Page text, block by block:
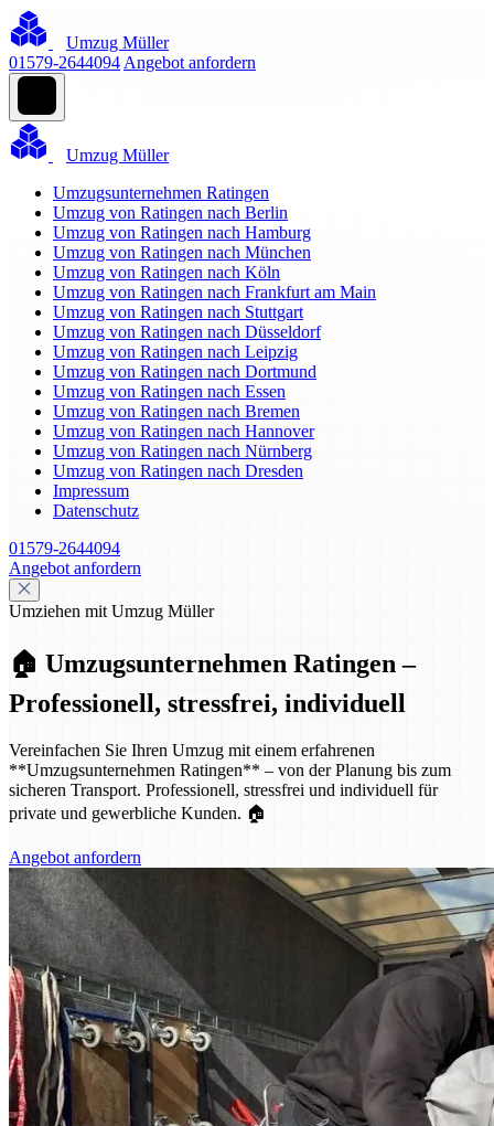
Umzug Müller
01579-2644094 Angebot anfordern
Umzug Müller
Umzugsunternehmen Ratingen
Umzug von Ratingen nach Berlin
Umzug von Ratingen nach Hamburg
Umzug von Ratingen nach München
Umzug von Ratingen nach Köln
Umzug von Ratingen nach Frankfurt am Main
Umzug von Ratingen nach Stuttgart
Umzug von Ratingen nach Düsseldorf
Umzug von Ratingen nach Leipzig
Umzug von Ratingen nach Dortmund
Umzug von Ratingen nach Essen
Umzug von Ratingen nach Bremen
Umzug von Ratingen nach Hannover
Umzug von Ratingen nach Nürnberg
Umzug von Ratingen nach Dresden
Impressum
Datenschutz
01579-2644094
Angebot anfordern
Umziehen mit Umzug Müller
🏠 Umzugsunternehmen Ratingen –
Professionell, stressfrei, individuell
Vereinfachen Sie Ihren Umzug mit einem erfahrenen
**Umzugsunternehmen Ratingen** – von der Planung bis zum
sicheren Transport. Professionell, stressfrei und individuell für
private und gewerbliche Kunden. 🏠
Angebot anfordern